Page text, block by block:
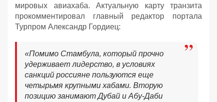
мировых авиахаба. Актуальную карту транзита
прокомментировал главный редактор портала
Турпром Александр Гордиец:
«Помимо Стамбула, который прочно
удерживает лидерство, в условиях
санкций россияне пользуются еще
четырьмя крупными хабами. Вторую
позицию занимают Дубай и Абу-Даби